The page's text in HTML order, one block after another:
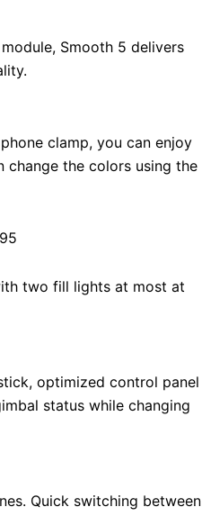
Smooth 5 delivers
clamp, you can enjoy
change the colors using the
two fill lights at most at
optimized control panel
status while changing
Quick switching between